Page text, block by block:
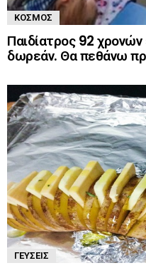
ΚΌΣΜΟΣ
Παιδίατρος 92
δωρεάν. Θα πεθάνω
ΓΕΎΣΕΙΣ